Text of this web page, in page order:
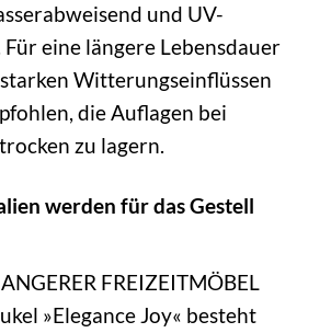
und UV-
eine längere Lebensdauer
Witterungseinflüssen
die Auflagen bei
zu lagern.
werden für das Gestell
FREIZEITMÖBEL
»Elegance Joy« besteht